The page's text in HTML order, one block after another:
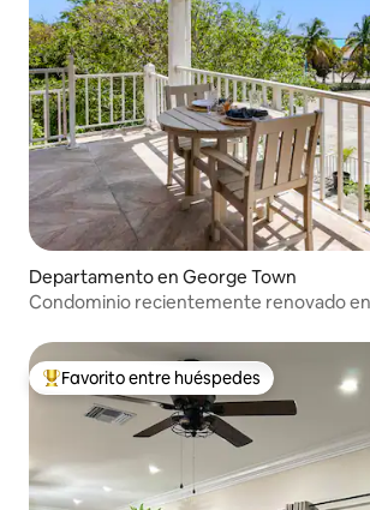
Departamento en George Town
Condominio recientemente renovado
De los mejores en Favorito entre huéspedes
Favorito entre huéspedes